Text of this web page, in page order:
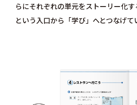
らにそれぞれの単元をストーリー化す
という入口から「学び」へとつなげて